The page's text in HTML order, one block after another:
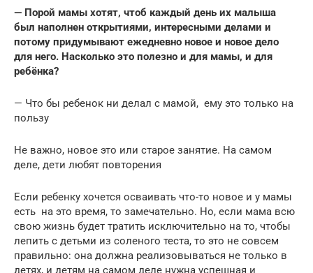
— Порой мамы хотят, чтоб каждый день их малыша
был наполнен открытиями, интересными делами и
потому придумывают ежедневно новое и новое дело
для него. Насколько это полезно и для мамы, и для
ребёнка?
— Что бы ребенок ни делал с мамой, ему это только на
пользу
Не важно, новое это или старое занятие. На самом
деле, дети любят повторения
Если ребенку хочется осваивать что-то новое и у мамы
есть на это время, то замечательно. Но, если мама всю
свою жизнь будет тратить исключительно на то, чтобы
лепить с детьми из соленого теста, то это не совсем
правильно: она должна реализовываться не только в
детях, и детям на самом деле нужна успешная и